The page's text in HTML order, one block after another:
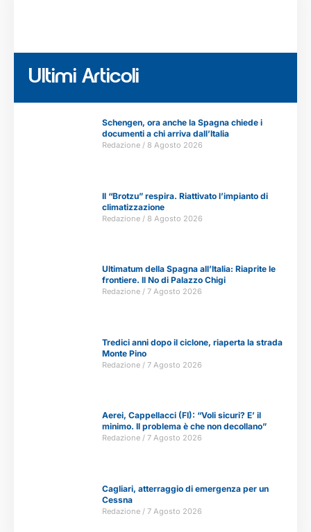
Ultimi Articoli
Schengen, ora anche la Spagna chiede i
documenti a chi arriva dall’Italia
Redazione 8 Agosto 2026
Il “Brotzu” respira. Riattivato l’impianto di
climatizzazione
Redazione 8 Agosto 2026
Ultimatum della Spagna all’Italia: Riaprite le
frontiere. Il No di Palazzo Chigi
Redazione 7 Agosto 2026
Tredici anni dopo il ciclone, riaperta la strada
Monte Pino
Redazione 7 Agosto 2026
Aerei, Cappellacci (FI): “Voli sicuri? E’ il
minimo. Il problema è che non decollano”
Redazione 7 Agosto 2026
Cagliari, atterraggio di emergenza per un
Cessna
Redazione 7 Agosto 2026